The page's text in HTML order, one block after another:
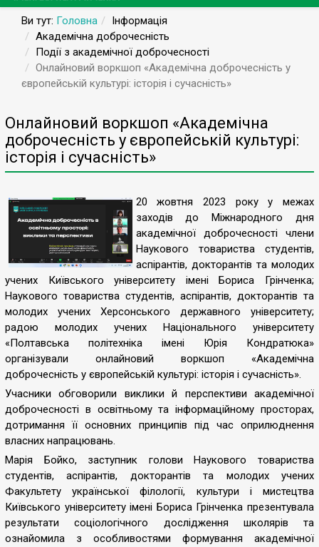
Ви тут: Головна
Інформація
Академічна доброчесність
Події з академічної доброчесності
Онлайновий воркшоп «Академічна доброчесність у
європейській культурі: історія і сучасність»
Онлайновий воркшоп «Академічна
доброчесність у європейській культурі:
історія і сучасність»
20 жовтня 2023 року у межах
заходів до Міжнародного дня
академічної доброчесності члени
Наукового товариства студентів,
аспірантів, докторантів та молодих
учених Київського університету імені Бориса Грінченка;
Наукового товариства студентів, аспірантів, докторантів та
молодих учених Херсонського державного університету;
радою молодих учених Національного університету
«Полтавська політехніка імені Юрія Кондратюка»
організували онлайновий воркшоп «Академічна
доброчесність у європейській культурі: історія і сучасність».
Учасники обговорили виклики й перспективи академічної
доброчесності в освітньому та інформаційному просторах,
дотримання її основних принципів під час оприлюднення
власних напрацювань.
Марія Бойко, заступник голови Наукового товариства
студентів, аспірантів, докторантів та молодих учених
Факультету української філології, культури і мистецтва
Київського університету імені Бориса Грінченка презентувала
результати соціологічного дослідження школярів та
ознайомила з особливостями формування академічної